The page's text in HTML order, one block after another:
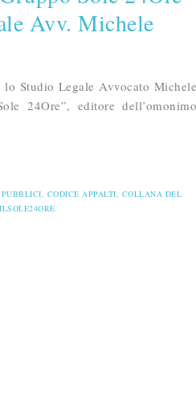
Avv. Michele
Studio Legale Avvocato
24Ore”, editore
CODICE APPALTI, COLLANA DEL
ILSOLE24ORE